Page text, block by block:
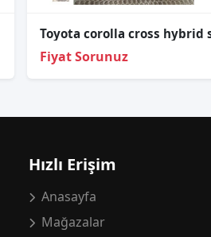
Fiyat Sorunuz
Hızlı Erişim
Anasayfa
Mağazalar